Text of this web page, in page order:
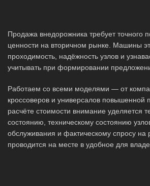
Продажа внедорожника требует точного
ценности на вторичном рынке. Машины
проходимость, надёжность узлов и
учитывать при формировании
Работаем со всеми моделями — от
кроссоверов и универсалов повышенной
расчёте стоимости внимание уделяется
состоянию, техническому состоянию
обслуживания и фактическому спросу
проводится на месте в удобное для